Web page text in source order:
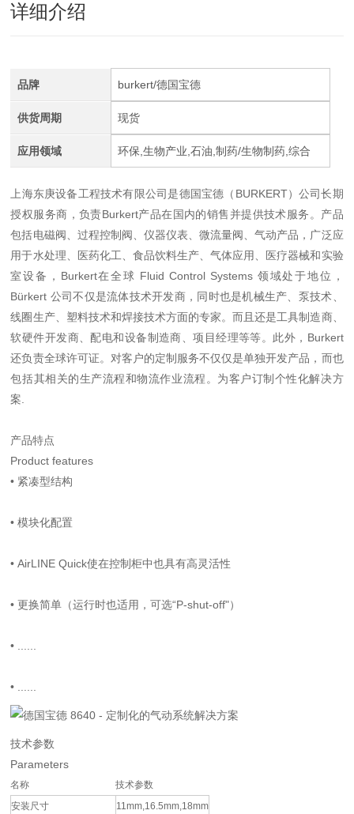
详细介绍
品牌 burkert/德国宝德
供货周期 现货
应用领域 环保,生物产业,石油,制药/生物制药,综合
上海东庚设备工程技术有限公司是德国宝德（BURKERT）公司长期
授权服务商，负责Burkert产品在国内的销售并提供技术服务。产品
包括电磁阀、过程控制阀、仪器仪表、微流量阀、气动产品，广泛应
用于水处理、医药化工、食品饮料生产、气体应用、医疗器械和实验
室设备，Burkert在全球 Fluid Control Systems 领域处于地位，
Bürkert 公司不仅是流体技术开发商，同时也是机械生产、泵技术、
线圈生产、塑料技术和焊接技术方面的专家。而且还是工具制造商、
软硬件开发商、配电和设备制造商、项目经理等等。此外，Burkert
还负责全球许可证。对客户的定制服务不仅仅是单独开发产品，而也
包括其相关的生产流程和物流作业流程。为客户订制个性化解决方
案.
产品特点
Product features
• 紧凑型结构
•模块化配置
•AirLINE Quick使在控制柜中也具有高灵活性
•更换简单（运行时也适用，可选“P-shut-off"）
•
•
技术参数
Parameters
名称
技术参数
安装尺寸
11mm,16.5mm,18mm